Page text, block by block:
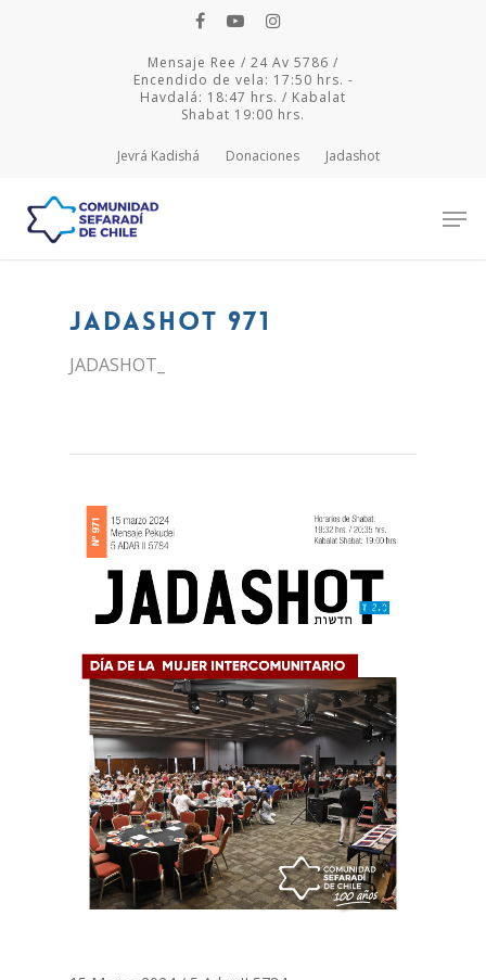
Mensaje Ree / 24 Av 5786 /
Encendido de vela: 17:50 hrs. -
Havdalá: 18:47 hrs. / Kabalat
Shabat 19:00 hrs.
Jevrá Kadishá Donaciones Jadashot
Hit enter to search or ESC to close
JADASHOT 971
JADASHOT_